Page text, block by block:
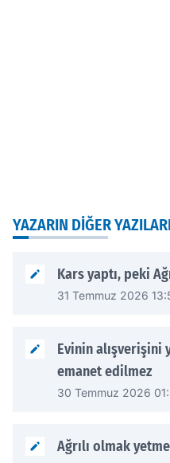
YAZARIN DIĞER
Kars yaptı, peki
31 Temmuz 2026
Evinin alışverişini
emanet edilmez
30 Temmuz 2026
Ağrılı olmak